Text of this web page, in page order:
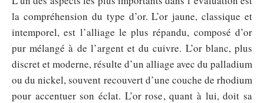
la compréhension du type d’or. L’or jaune, classique et
intemporel, est l’alliage le plus répandu, composé d’or
pur mélangé à de l’argent et du cuivre. L’or blanc, plus
discret et moderne, résulte d’un alliage avec du palladium
ou du nickel, souvent recouvert d’une couche de rhodium
pour accentuer son éclat. L’or rose, quant à lui, doit sa